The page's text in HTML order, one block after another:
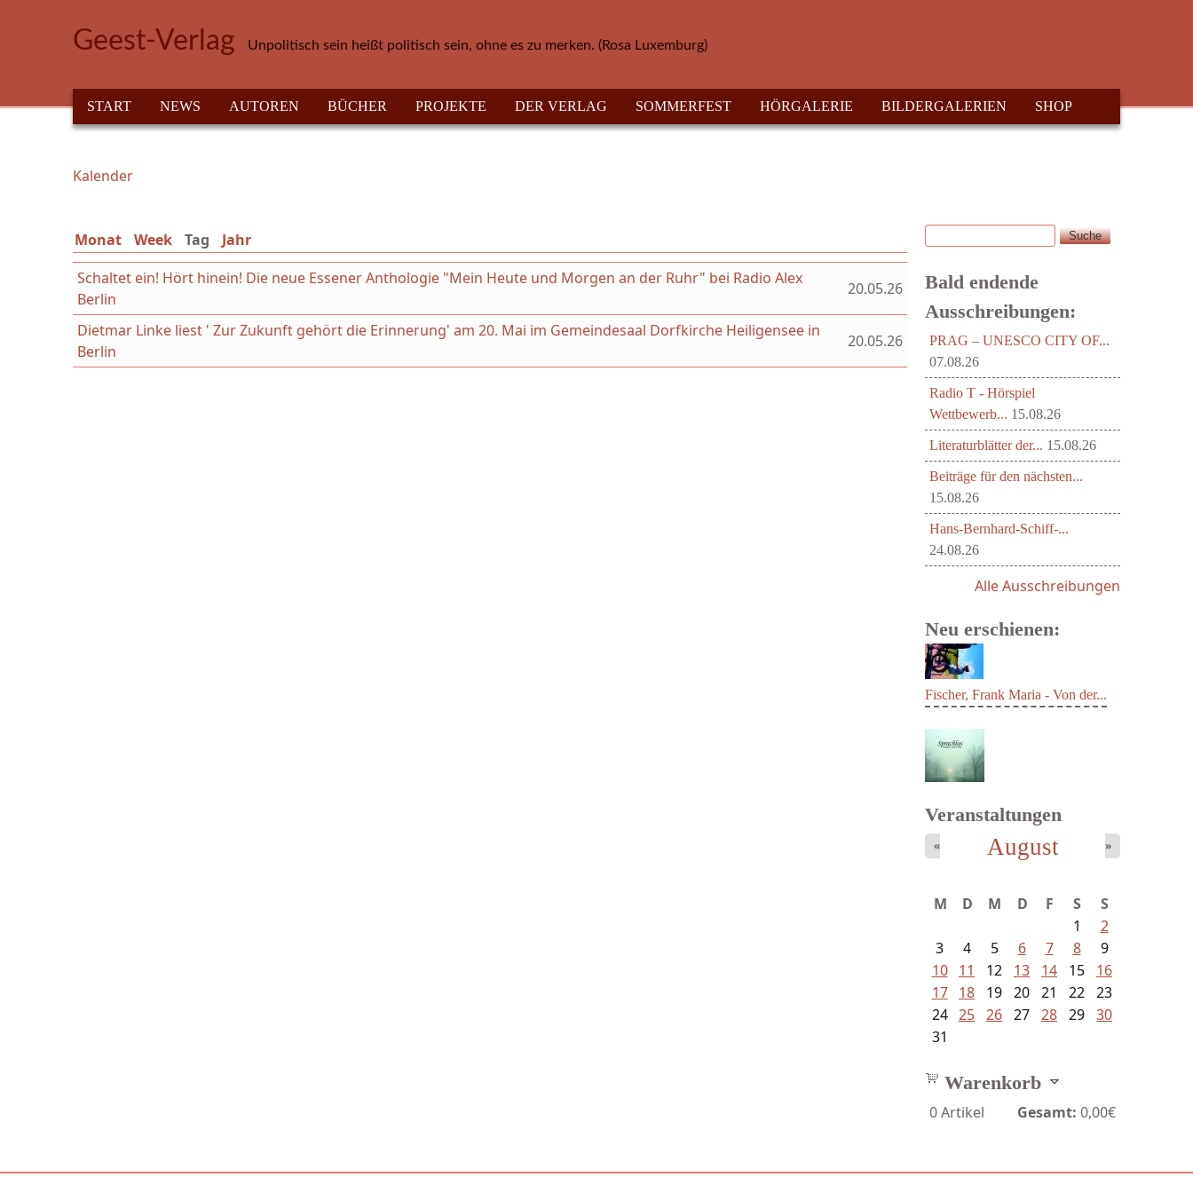
Geest-Verlag Unpolitisch sein heißt politisch sein, ohne es zu merken. (Rosa Luxemburg)
HAUPTMENÜ
START NEWS AUTOREN BÜCHER PROJEKTE DER VERLAG SOMMERFEST HÖRGALERIE BILDERGALERIEN SHOP
Sie sind hier
Kalender
Monat Week Tag (aktiver Reiter)
Jahr
Schaltet ein! Hört hinein! Die neue Essener Anthologie "Mein Heute und Morgen an der Ruhr" bei Radio Alex
Berlin
20.05.26
Dietmar Linke liest ' Zur Zukunft gehört die Erinnerung' am 20. Mai im Gemeindesaal Dorfkirche Heiligensee in
Berlin
20.05.26
Suchformular
Suche
Bald endende
Ausschreibungen:
PRAG – UNESCO CITY OF...
07.08.26
Radio T - Hörspiel
Wettbewerb... 15.08.26
Literaturblätter der... 15.08.26
Beiträge für den nächsten...
15.08.26
Hans-Bernhard-Schiff-...
24.08.26
Alle Ausschreibungen
Neu erschienen:
Fischer, Frank Maria - Von der...
Sprachlos...
Veranstaltungen
August
« »
M D M D F S
S
1
2
3
4 5 6 7 8
9
10
11 12 13 14 15
16
17
18 19 20 21 22 23
24 25 26 27 28 29 30
31
Warenkorb
0Artikel Gesamt: 0,00€